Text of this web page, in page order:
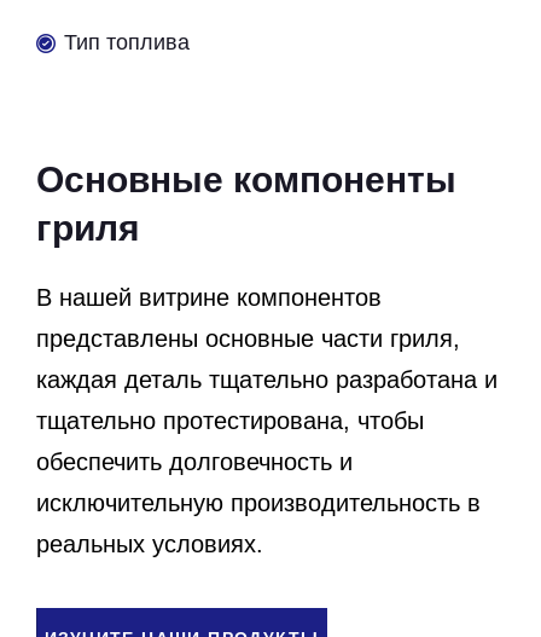
Тип топлива
Основные компоненты
гриля
В нашей витрине компонентов
представлены основные части гриля,
каждая деталь тщательно разработана и
тщательно протестирована, чтобы
обеспечить долговечность и
исключительную производительность в
реальных условиях.